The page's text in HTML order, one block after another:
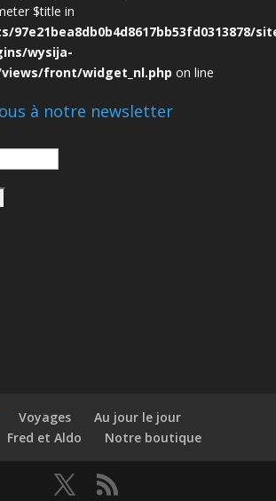
$title in
97e21bea8db0b4d8617bb53fd0313878/
wysija-
front/widget_nl.php on line
à notre newsletter
Voyages
Au jour le jour
Fred et Aldo Notre boutique